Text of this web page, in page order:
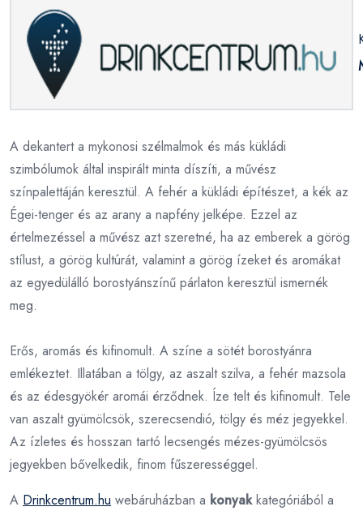
A dekantert a mykonosi szélmalmok és más kükládi
szimbólumok által inspirált minta díszíti, a művész
színpalettáján keresztül. A fehér a kükládi építészet, a kék az
Égei-tenger és az arany a napfény jelképe. Ezzel az
értelmezéssel a művész azt szeretné, ha az emberek a görög
stílust, a görög kultúrát, valamint a görög ízeket és aromákat
az egyedülálló borostyánszínű párlaton keresztül ismernék
meg.
Erős, aromás és kifinomult. A színe a sötét borostyánra
emlékeztet. Illatában a tölgy, az aszalt szilva, a fehér mazsola
és az édesgyökér aromái érződnek. Íze telt és kifinomult. Tele
van aszalt gyümölcsök, szerecsendió, tölgy és méz jegyekkel.
Az ízletes és hosszan tartó lecsengés mézes-gyümölcsös
jegyekben bővelkedik, finom fűszerességgel.
A Drinkcentrum.hu webáruházban a konyakkategóriából a